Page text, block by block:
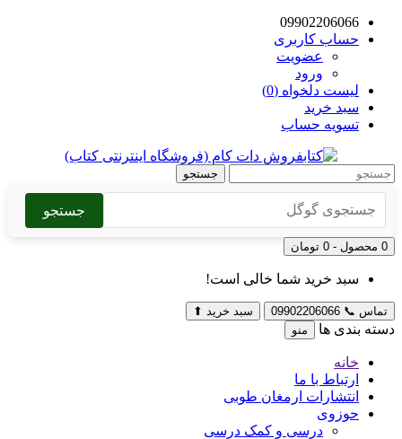
09902206066
حساب کاربری
عضویت
ورود
لیست دلخواه (0)
سبد خرید
تسویه حساب
جستجو
جستجو
0 محصول - 0 تومان
سبد خرید شما خالی است!
تماس 📞
09902206066 سبد خرید ⬆
دسته بندی ها منو
خانه
ارتباط با ما
انتشارات ارمغان طوبی
حوزوی
درسی و کمک درسی